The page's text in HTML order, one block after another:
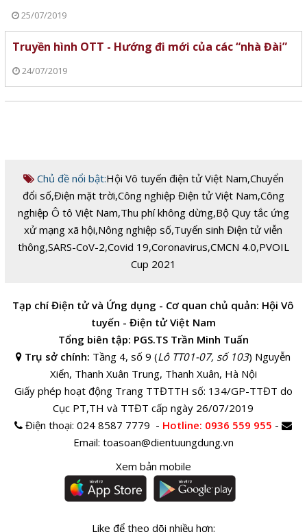
25/07/2019
Truyền hình OTT - Hướng đi mới của các “nhà Đài”
24/07/2019
Chủ đề nổi bật:Hội Vô tuyến điện tử Việt Nam,Chuyển
đổi số,Điện mặt trời,Công nghiệp Điện tử Việt Nam,Công
nghiệp Ô tô Việt Nam,Thu phí không dừng,Bộ Quy tắc ứng
xử mạng xã hội,Nông nghiệp số,Tuyển sinh Điện tử viễn
thông,SARS-CoV-2,Covid 19,Coronavirus,CMCN 4.0,PVOIL
Cup 2021
Tạp chí Điện tử và Ứng dụng - Cơ quan chủ quản: Hội Vô
tuyến - Điện tử Việt Nam
Tổng biên tập: PGS.TS Trần Minh Tuấn
Trụ sở chính: Tầng 4, số 9 (Lô TT01-07, số 103) Nguyễn
Xiển, Thanh Xuân Trung, Thanh Xuân, Hà Nội
Giấy phép hoạt động Trang TTĐTTH số: 134/GP-TTĐT do
Cục PT,TH và TTĐT cấp ngày 26/07/2019
Điện thoại:024 8587 7779 - Hotline: 0936 559 955 -
Email: toasoan@dientuungdung.vn
Xem bản mobile
Like để theo dõi nhiều hơn: